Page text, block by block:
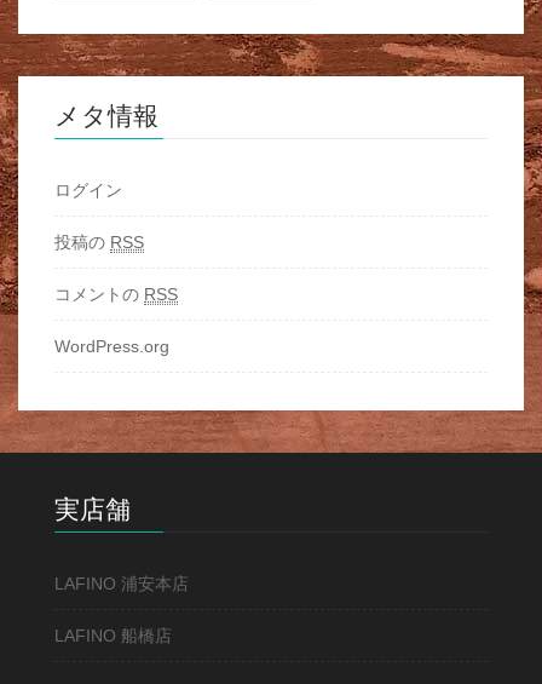
メタ情報
ログイン
投稿の RSS
コメントの RSS
WordPress.org
実店舗
LAFINO 浦安本店
LAFINO 船橋店